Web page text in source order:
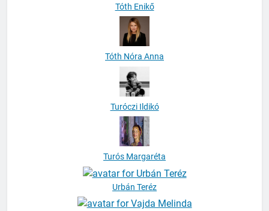
Tóth Enikő
Tóth Nóra Anna
Turóczi Ildikó
Turós Margaréta
Urbán Teréz